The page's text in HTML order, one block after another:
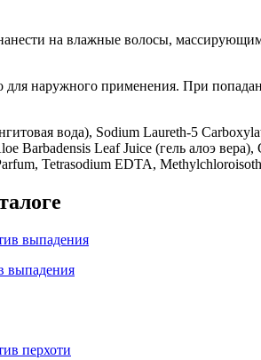
на влажные волосы,
для наружного применения. При
вода), Sodium Laureth-5
Barbadensis Leaf Juice (гель алоэ
Tetrasodium EDTA,
выпадения